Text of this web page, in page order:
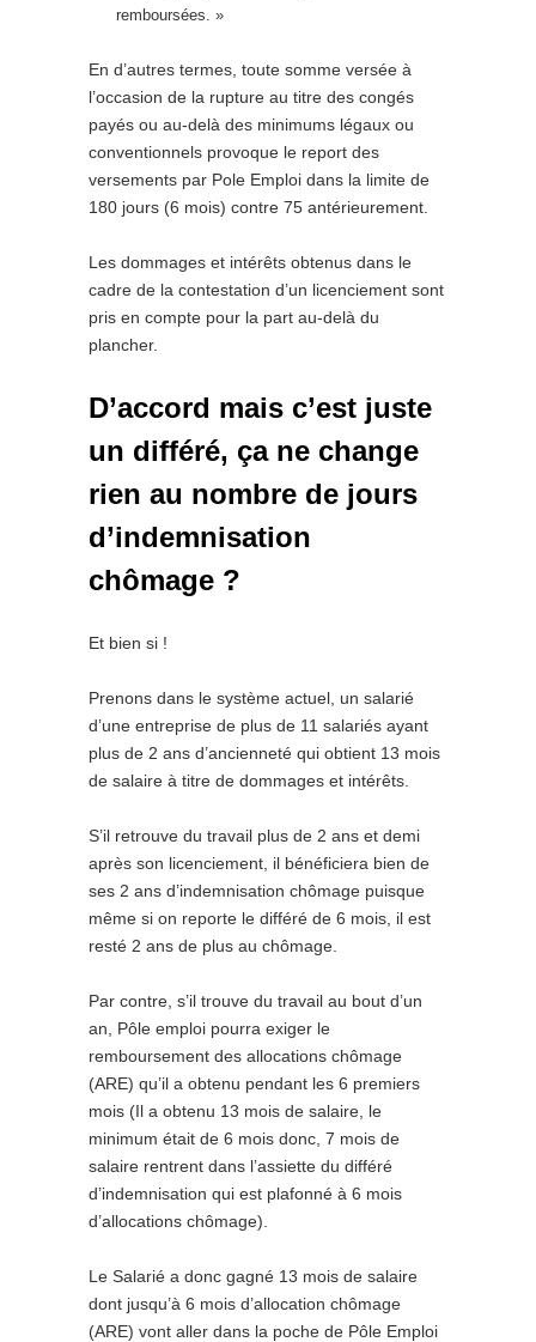
remboursées. »
En d’autres termes, toute somme versée à
l’occasion de la rupture au titre des congés
payés ou au-delà des minimums légaux ou
conventionnels provoque le report des
versements par Pole Emploi dans la limite de
180 jours (6 mois) contre 75 antérieurement.
Les dommages et intérêts obtenus dans le
cadre de la contestation d’un licenciement sont
pris en compte pour la part au-delà du
plancher.
D’accord mais c’est juste
un différé, ça ne change
rien au nombre de jours
d’indemnisation
chômage ?
Et bien si !
Prenons dans le système actuel, un salarié
d’une entreprise de plus de 11 salariés ayant
plus de 2 ans d’ancienneté qui obtient 13 mois
de salaire à titre de dommages et intérêts.
S’il retrouve du travail plus de 2 ans et demi
après son licenciement, il bénéficiera bien de
ses 2 ans d’indemnisation chômage puisque
même si on reporte le différé de 6 mois, il est
resté 2 ans de plus au chômage.
Par contre, s’il trouve du travail au bout d’un
an, Pôle emploi pourra exiger le
remboursement des allocations chômage
(ARE) qu’il a obtenu pendant les 6 premiers
mois (Il a obtenu 13 mois de salaire, le
minimum était de 6 mois donc, 7 mois de
salaire rentrent dans l’assiette du différé
d’indemnisation qui est plafonné à 6 mois
d’allocations chômage).
Le Salarié a donc gagné 13 mois de salaire
dont jusqu’à 6 mois d’allocation chômage
(ARE) vont aller dans la poche de Pôle Emploi